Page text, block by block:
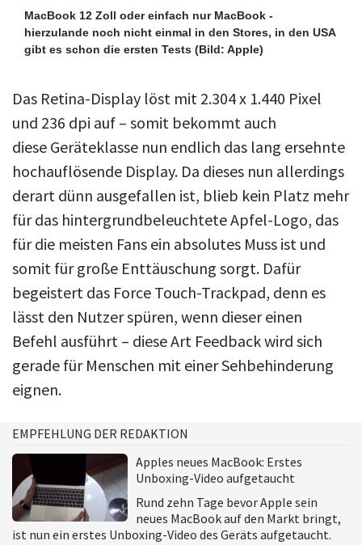
MacBook 12 Zoll oder einfach nur MacBook -
hierzulande noch nicht einmal in den Stores, in den USA
gibt es schon die ersten Tests (Bild: Apple)
Das Retina-Display löst mit 2.304 x 1.440 Pixel
und 236 dpi auf – somit bekommt auch
diese Geräteklasse nun endlich das lang ersehnte
hochauflösende Display. Da dieses nun allerdings
derart dünn ausgefallen ist, blieb kein Platz mehr
für das hintergrundbeleuchtete Apfel-Logo, das
für die meisten Fans ein absolutes Muss ist und
somit für große Enttäuschung sorgt. Dafür
begeistert das Force Touch-Trackpad, denn es
lässt den Nutzer spüren, wenn dieser einen
Befehl ausführt – diese Art Feedback wird sich
gerade für Menschen mit einer Sehbehinderung
eignen.
EMPFEHLUNG DER REDAKTION
Apples neues MacBook: Erstes
Unboxing-Video aufgetaucht
Rund zehn Tage bevor Apple sein
neues MacBook auf den Markt bringt,
ist nun ein erstes Unboxing-Video des Geräts aufgetaucht.